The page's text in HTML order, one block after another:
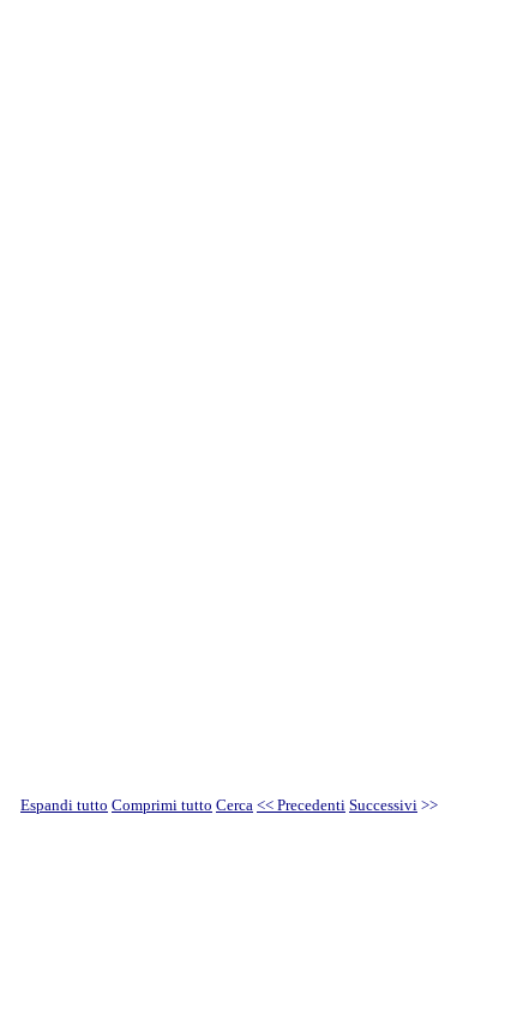
Espandi tutto Comprimi tutto Cerca << Precedenti Successivi >>